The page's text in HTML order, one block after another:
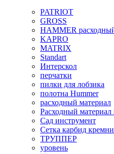
PATRIOT
GROSS
HAMMER
KAPRO
MATRIX
Standart
Интерскол
перчатки
пилки для лобзика
полотна Hummer
расходный материал
Расходный материал
Сад инструмент
Сетка карбид
ТРУППЕР
уровень